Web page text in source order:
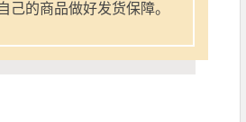
的商品做好发货保障。